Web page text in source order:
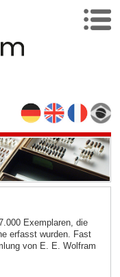
Exemplaren, die
erfasst wurden. Fast
von E. E. Wolfram